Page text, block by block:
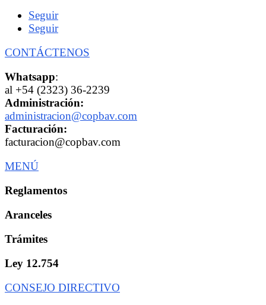
Seguir
Seguir
CONTÁCTENOS
Whatsapp:
al +54 (2323) 36-2239
Administración:
administracion@copbav.com
Facturación:
facturacion@copbav.com
MENÚ
Reglamentos
Aranceles
Trámites
Ley 12.754
CONSEJO DIRECTIVO